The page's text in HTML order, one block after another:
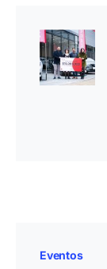
Eventos